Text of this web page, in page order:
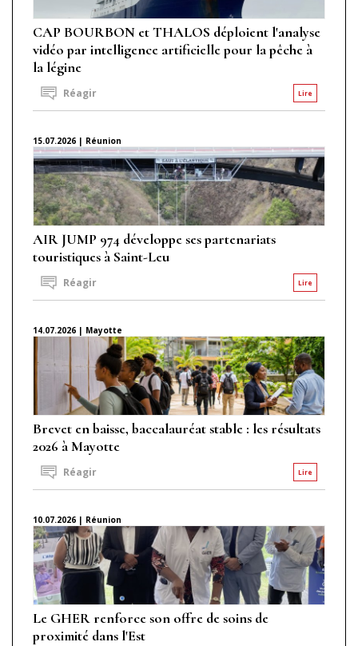
CAP BOURBON et THALOS déploient l'analyse
vidéo par intelligence artificielle pour la pêche à
la légine
Lire
Réagir
15.07.2026 | Réunion
AIR JUMP 974 développe ses partenariats
touristiques à Saint-Leu
Lire
Réagir
14.07.2026 | Mayotte
Brevet en baisse, baccalauréat stable : les résultats
2026 à Mayotte
Lire
Réagir
10.07.2026 | Réunion
Le GHER renforce son offre de soins de
proximité dans l'Est